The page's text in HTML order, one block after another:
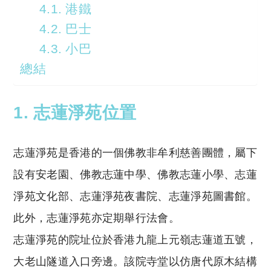
4.1. 港鐵
4.2. 巴士
4.3. 小巴
總結
1. 志蓮淨苑位置
志蓮淨苑是香港的一個佛教非牟利慈善團體，屬下
設有安老園、佛教志蓮中學、佛教志蓮小學、志蓮
淨苑文化部、志蓮淨苑夜書院、志蓮淨苑圖書館。
此外，志蓮淨苑亦定期舉行法會。
志蓮淨苑的院址位於香港九龍上元嶺志蓮道五號，
大老山隧道入口旁邊。該院寺堂以仿唐代原木結構